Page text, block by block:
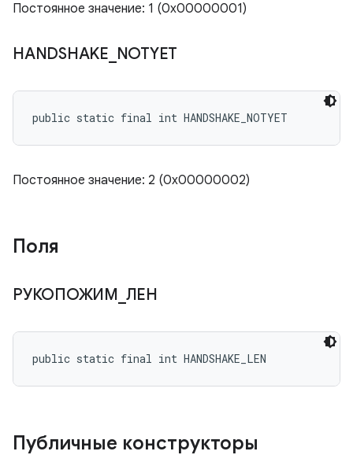
Постоянное значение: 1 (0x00000001)
HANDSHAKE NOTYET
public static final int HANDSHAKE_NOTYET
Постоянное значение: 2 (0x00000002)
Поля
РУКОПОЖИМ ЛЕН
public static final int HANDSHAKE_LEN
Публичные конструкторы